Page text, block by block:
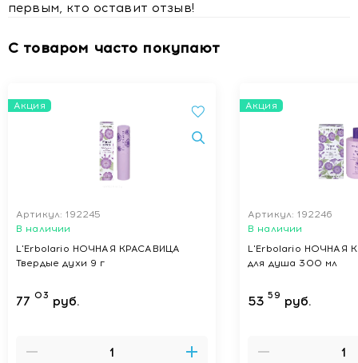
первым, кто оставит отзыв!
С товаром часто покупают
Акция
Артикул: 192245
В наличии
L'Erbolario НОЧНАЯ КРАСАВИЦА
Твердые духи 9 г
77 03 руб.
Акция
Артикул: 192246
В наличии
L'Erbolario НОЧНАЯ
для душа 300 мл
53 59 руб.